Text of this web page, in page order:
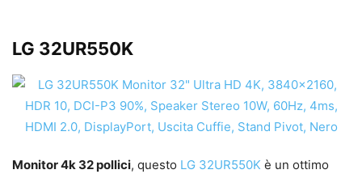
LG 32UR550K
Monitor 4k 32 pollici, questo LG 32UR550K è un ottimo